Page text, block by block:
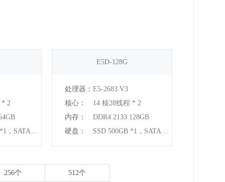
* 2
SSD 500GB *1，SATA 2TB *1
E5D-128G
处理器： E5-2683 V3
核心：
14 核28线程 * 2
内存：
DDR4 2133 128GB
硬盘：
SSD 500GB *1，SATA 2TB *1
256个 512个